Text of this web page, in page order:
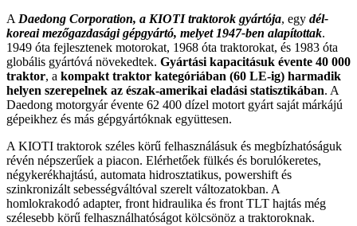
A Daedong Corporation, a KIOTI traktorok gyártója, egy dél-
koreai mezőgazdasági gépgyártó, melyet 1947-ben alapítottak.
1949 óta fejlesztenek motorokat, 1968 óta traktorokat, és 1983 óta
globális gyártóvá növekedtek. Gyártási kapacitásuk évente 40 000
traktor, a kompakt traktor kategóriában (60 LE-ig) harmadik
helyen szerepelnek az észak-amerikai eladási statisztikában. A
Daedong motorgyár évente 62 400 dízel motort gyárt saját márkájú
gépeikhez és más gépgyártóknak együttesen.
A KIOTI traktorok széles körű felhasználásuk és megbízhatóságuk
révén népszerűek a piacon. Elérhetőek fülkés és borulókeretes,
négykerékhajtású, automata hidrosztatikus, powershift és
szinkronizált sebességváltóval szerelt változatokban. A
homlokrakodó adapter, front hidraulika és front TLT hajtás még
szélesebb körű felhasználhatóságot kölcsönöz a traktoroknak.